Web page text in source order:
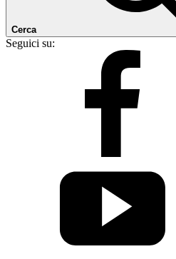
Cerca
Seguici su: